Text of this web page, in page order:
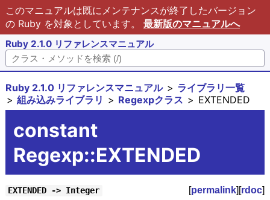
このマニュアルは既にメンテナンスが終了したバージョン
の Ruby を対象としています。 最新版のマニュアルへ
Ruby 2.1.0 リファレンスマニュアル
Ruby 2.1.0 リファレンスマニュアル
ライブラリ一覧
組み込みライブラリ
Regexpクラス EXTENDED
constant
Regexp::EXTENDED
EXTENDED -> Integer [permalink][rdoc]